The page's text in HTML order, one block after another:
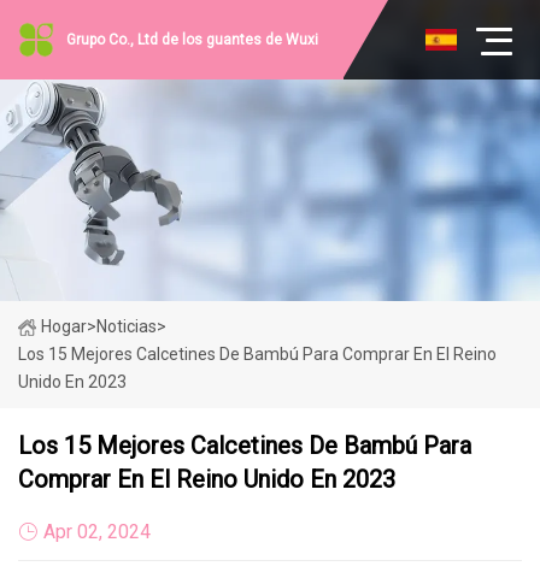
Grupo Co., Ltd de los guantes de Wuxi
Hogar>Noticias>
Los 15 Mejores Calcetines De Bambú Para Comprar En El Reino
Unido En 2023
Los 15 Mejores Calcetines De Bambú Para
Comprar En El Reino Unido En 2023
Apr 02, 2024